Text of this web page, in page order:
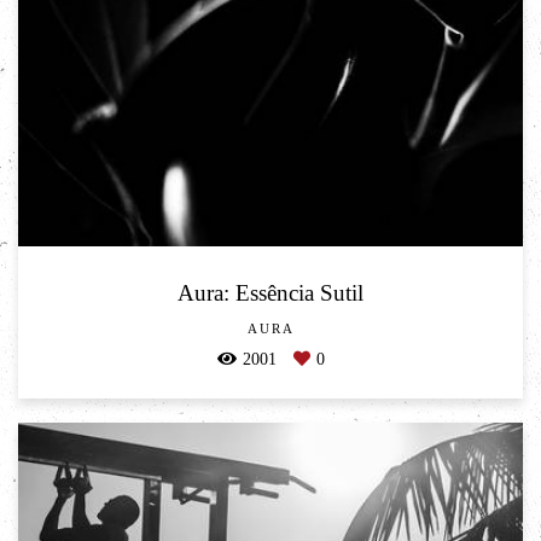
Aura: Essência Sutil
AURA
2001 0